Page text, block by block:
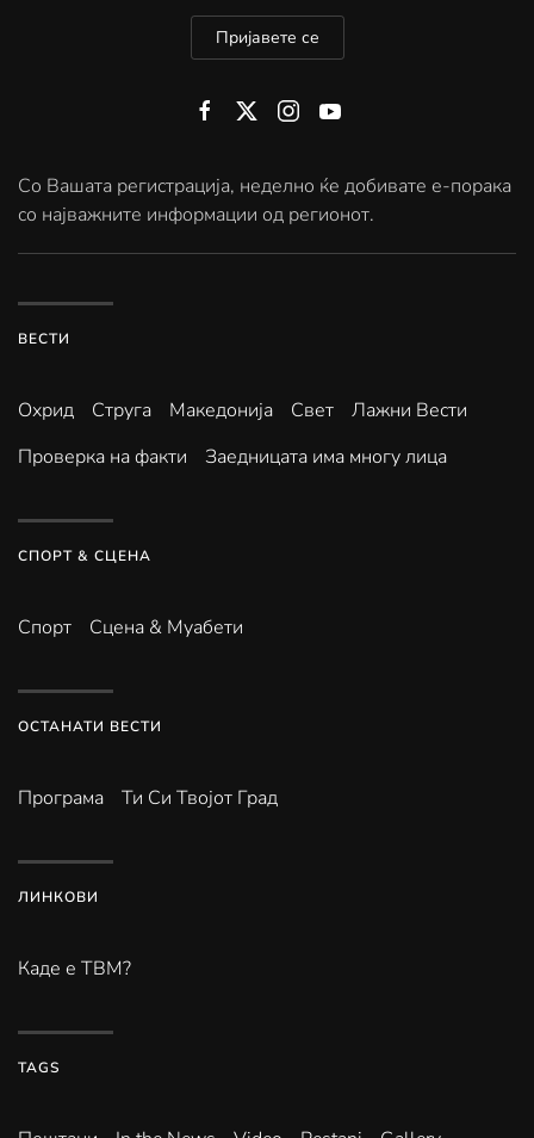
Пријавете се
Со Вашата регистрација, неделно ќе добивате е-порака
со најважните информации од регионот.
ВЕСТИ
Охрид Струга Македонија Свет
Лажни Вести
Проверка на факти
Заедницата има многу лица
СПОРТ & СЦЕНА
Спорт Сцена & Муабети
ОСТАНАТИ ВЕСТИ
Програма Ти Си Твојот Град
ЛИНКОВИ
Каде е ТВМ?
TAGS